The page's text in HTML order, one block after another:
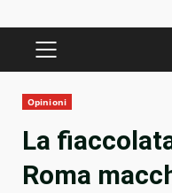
PRIMARY
Opinioni
La
Roma